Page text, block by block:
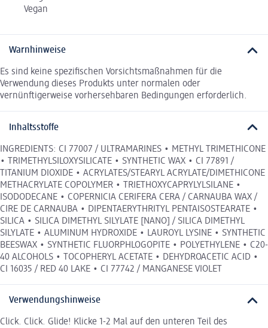
Vegan
Warnhinweise
Es sind keine spezifischen Vorsichtsmaßnahmen für die
Verwendung dieses Produkts unter normalen oder
vernünftigerweise vorhersehbaren Bedingungen erforderlich.
Inhaltsstoffe
INGREDIENTS: CI 77007 / ULTRAMARINES • METHYL TRIMETHICONE
• TRIMETHYLSILOXYSILICATE • SYNTHETIC WAX • CI 77891 /
TITANIUM DIOXIDE • ACRYLATES/STEARYL ACRYLATE/DIMETHICONE
METHACRYLATE COPOLYMER • TRIETHOXYCAPRYLYLSILANE •
ISODODECANE • COPERNICIA CERIFERA CERA / CARNAUBA WAX /
CIRE DE CARNAUBA • DIPENTAERYTHRITYL PENTAISOSTEARATE •
SILICA • SILICA DIMETHYL SILYLATE [NANO] / SILICA DIMETHYL
SILYLATE • ALUMINUM HYDROXIDE • LAUROYL LYSINE • SYNTHETIC
BEESWAX • SYNTHETIC FLUORPHLOGOPITE • POLYETHYLENE • C20-
40 ALCOHOLS • TOCOPHERYL ACETATE • DEHYDROACETIC ACID •
CI 16035 / RED 40 LAKE • CI 77742 / MANGANESE VIOLET
Verwendungshinweise
Click. Click. Glide! Klicke 1-2 Mal auf den unteren Teil des